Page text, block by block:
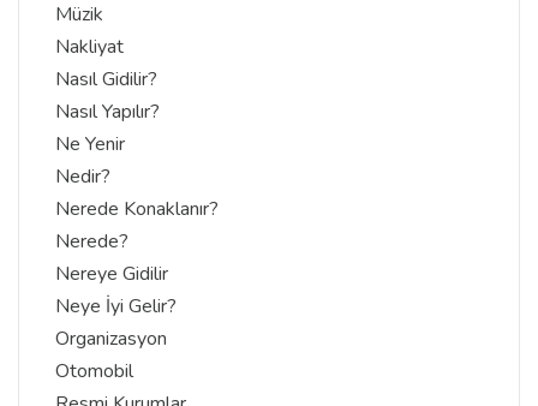
Müzik
Nakliyat
Nasıl Gidilir?
Nasıl Yapılır?
Ne Yenir
Nedir?
Nerede Konaklanır?
Nerede?
Nereye Gidilir
Neye İyi Gelir?
Organizasyon
Otomobil